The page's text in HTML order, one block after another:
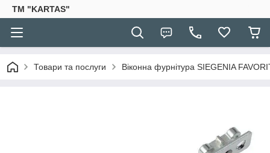
TM "KARTAS"
Товари та послуги Віконна фурнітура SIEGENIA